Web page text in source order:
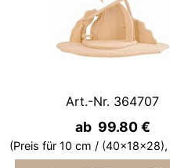
Art.-Nr. 364707
ab 99.80 €
(Preis für 10 cm / (40x18x28),